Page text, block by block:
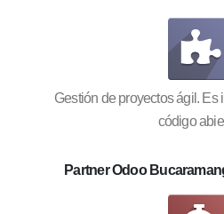
Gestión de proyectos ágil. Es
código
Partner Odoo